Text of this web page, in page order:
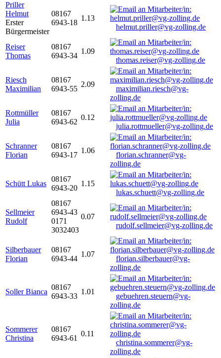
Priller
Helmut
Erster
Bürgermeister
08167
6943-18
1.13
helmut.priller@vg-zolling.de
Reiser
Thomas
08167
6943-34
1.09
thomas.reiser@vg-zolling.de
Riesch
Maximilian
08167
6943-55
2.09
maximilian.riesch@vg-
zolling.de
Rottmüller
Julia
08167
6943-62
0.12
julia.rottmueller@vg-zolling.de
Schranner
Florian
08167
6943-17
1.06
florian.schranner@vg-
zolling.de
Schütt Lukas
08167
6943-20
1.15
lukas.schuett@vg-zolling.de
Sellmeier
Rudolf
08167
6943-43
0171
3032403
0.07
rudolf.sellmeier@vg-zolling.de
Silberbauer
Florian
08167
6943-44
1.07
florian.silberbauer@vg-
zolling.de
Soller Bianca
08167
6943-33
1.01
gebuehren.steuern@vg-
zolling.de
Sommerer
Christina
08167
6943-61
0.11
christina.sommerer@vg-
zolling.de